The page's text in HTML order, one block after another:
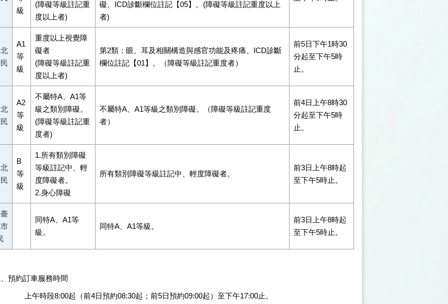
級
(障礙等級註記重
度以上者)
礙、ICD診斷欄位註記【05】。(障礙等級註記重度以上
者)
A1
等
級
重度以上視覺障
礙者
(障礙等級註記重
度以上者)
第2類：眼、耳及相關構造與感官功能及疼痛、ICD診斷
欄位註記【01】。（障礙等級註記重度者）
前5日下午1時30
分起至下午5時
止。
A2
等
級
不屬特A、A1等
級之類別障礙。
(障礙等級註記重
度者)
不屬特A、A1等級之類別障礙。（障礙等級註記重度
者）
前4日上午8時30
分起至下午5時
止。
B
等
級
1.所有類別障礙
等級註記中、輕
度障礙者。
2.身心障礙
所有類別障礙等級註記中、輕度障礙者。
前3日上午8時起
至下午5時止。
同特A、A1等
級。
同特A、A1等級。
前3日上午8時起
至下午5時止。
預約訂車服務時間
上午時段8:00起（前4日預約08:30起；前5日預約09:00起）至下午17:00止。